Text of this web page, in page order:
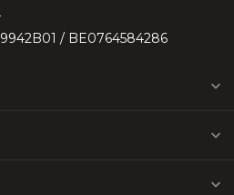
/ BE0764584286